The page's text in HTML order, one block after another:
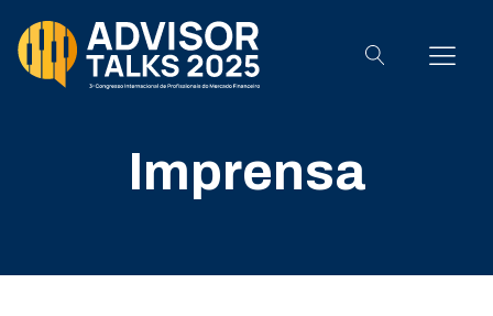
Imprensa